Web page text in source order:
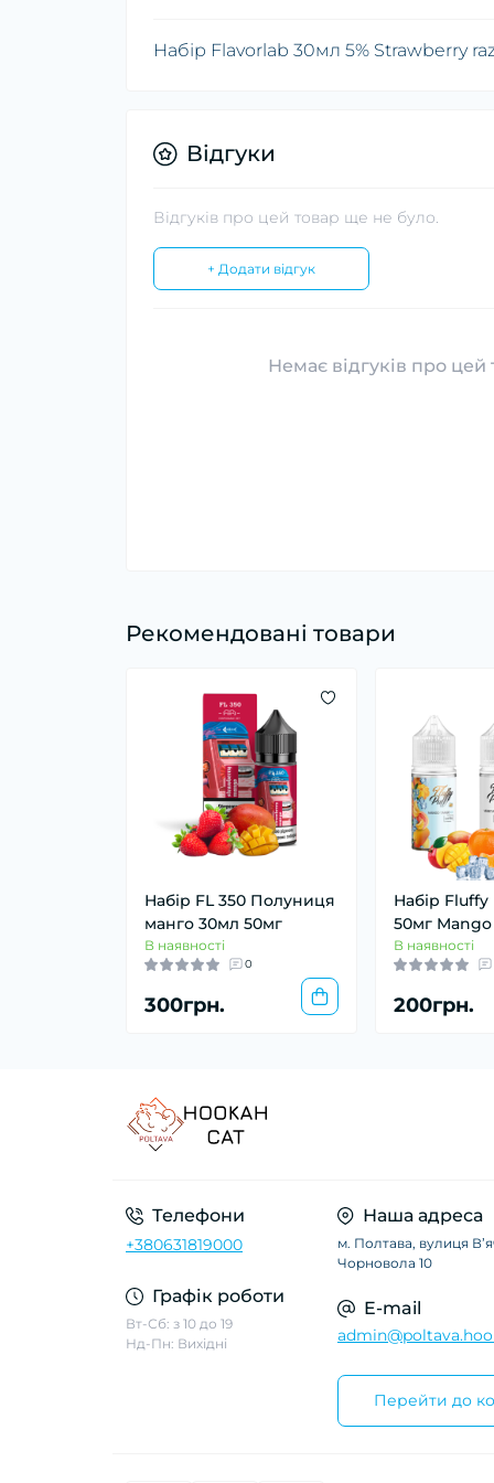
Набір Flavorlab 30мл 5% Strawberry
Відгуки
Відгуків про цей товар ще не було.
+ Додати відгук
Немає відгуків про цей
Рекомендовані товари
Набір FL 350 Полуниця
манго 30мл 50мг
В наявності
0
300грн.
Набір
50мг
В наявності
200грн.
Телефони
+380631819000
Графік роботи
Вт-Сб: з 10 до 19
Нд-Пн: Вихідні
Наша адреса
м. Полтава, вулиця
Чорновола 10
E-mail
Перейти до